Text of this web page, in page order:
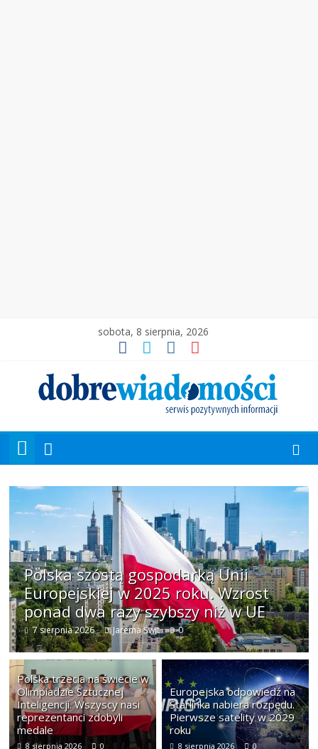
sobota, 8 sierpnia, 2026
Polska szóstą gospodarką Unii
Europejskiej w 2025 roku. Wzrost
ponad dwa razy szybszy niż w UE
7 sierpnia 2026 Jarema Świt 0
Polska trzecia na świecie w
Olimpiadzie Sztucznej
Inteligencji. Wszyscy nasi
reprezentanci zdobyli
medale
8 sierpnia 2026 0
Europejska odpowiedź na
Starlinka nabiera rozpędu.
Pierwsze satelity w 2029
roku
8 sierpnia 2026 0